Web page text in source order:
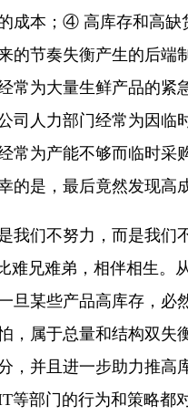
成本；④ 高库存和高缺
的节奏失衡产生的后端
常为大量生鲜产品的紧
司人力部门经常为因临
常为产能不够而临时采
的是，最后竟然发现高
我们不努力，而是我们
难兄难弟，相伴相生。
旦某些产品高库存，必
，属于总量和结构双失
，并且进一步助力推高
等部门的行为和策略都